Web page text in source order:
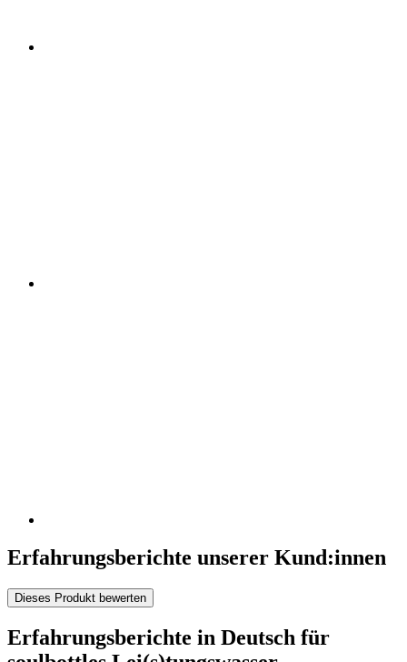
Erfahrungsberichte unserer Kund:innen
Dieses Produkt bewerten
Erfahrungsberichte in Deutsch für